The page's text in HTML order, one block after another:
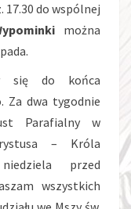
17.30 do wspólnej
można
się do końca
Za dwa tygodnie
Parafialny w
– Króla
przed
wszystkich